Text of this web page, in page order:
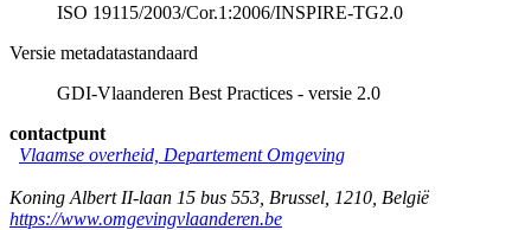
ISO 19115/2003/Cor.1:2006/INSPIRE-TG2.0
Versie metadatastandaard
GDI-Vlaanderen Best Practices - versie 2.0
contactpunt
Vlaamse overheid, Departement Omgeving
Koning Albert II-laan 15 bus 553 Brussel 1210 België
https://www.omgevingvlaanderen.be